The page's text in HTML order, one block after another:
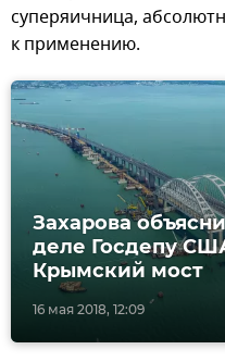
суперяичница,
к применению.
16 мая 2018, 12:09
Захарова
деле Госдепу
Крымский мост